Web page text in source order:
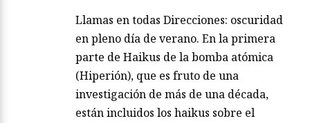
Llamas en todas Direcciones: oscuridad
en pleno día de verano. En la primera
parte de Haikus de la bomba atómica
(Hiperión), que es fruto de una
investigación de más de una década,
están incluidos los haikus sobre el